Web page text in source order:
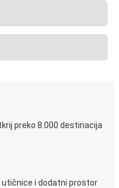
preko 8.000 destinacija
utičnice i dodatni prostor